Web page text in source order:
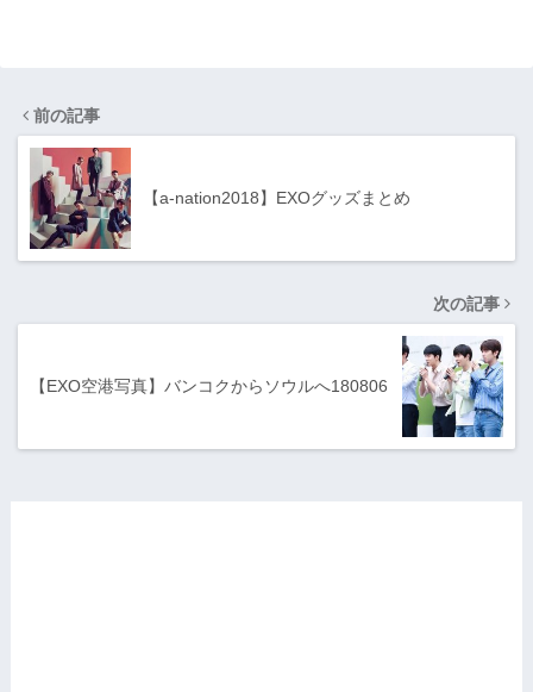
前の記事
【a-nation2018】EXOグッズまとめ
次の記事
【EXO空港写真】バンコクからソウルへ180806